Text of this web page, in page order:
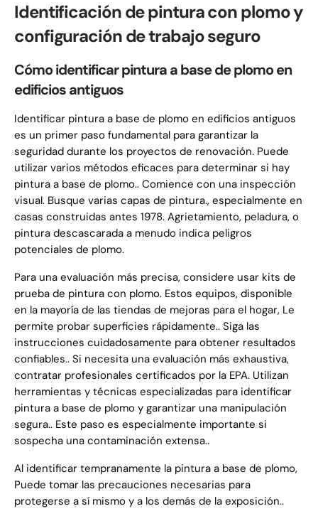
Identificación de pintura con plomo y
configuración de trabajo seguro
Cómo identificar pintura a base de plomo en
edificios antiguos
Identificar pintura a base de plomo en edificios antiguos
es un primer paso fundamental para garantizar la
seguridad durante los proyectos de renovación. Puede
utilizar varios métodos eficaces para determinar si hay
pintura a base de plomo.. Comience con una inspección
visual. Busque varias capas de pintura., especialmente en
casas construidas antes 1978. Agrietamiento, peladura, o
pintura descascarada a menudo indica peligros
potenciales de plomo.
Para una evaluación más precisa, considere usar kits de
prueba de pintura con plomo. Estos equipos, disponible
en la mayoría de las tiendas de mejoras para el hogar, Le
permite probar superficies rápidamente.. Siga las
instrucciones cuidadosamente para obtener resultados
confiables.. Si necesita una evaluación más exhaustiva,
contratar profesionales certificados por la EPA. Utilizan
herramientas y técnicas especializadas para identificar
pintura a base de plomo y garantizar una manipulación
segura.. Este paso es especialmente importante si
sospecha una contaminación extensa..
Al identificar tempranamente la pintura a base de plomo,
Puede tomar las precauciones necesarias para
protegerse a sí mismo y a los demás de la exposición..